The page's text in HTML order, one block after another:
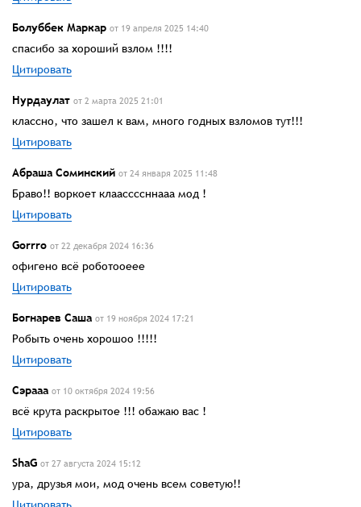
Болуббек Маркар от 19 апреля 2025 14:40
спасибо за хороший взлом !!!!
Цитировать
Нурдаулат от 2 марта 2025 21:01
классно, что зашел к вам, много годных взломов тут!!!
Цитировать
Абраша Соминский от 24 января 2025 11:48
Браво!! воркоет клаассссннааа мод !
Цитировать
Gorrro от 22 декабря 2024 16:36
офигено всё роботооеее
Цитировать
Богнарев Саша от 19 ноября 2024 17:21
Робыть очень хорошоо !!!!!
Цитировать
Сэрааа от 10 октября 2024 19:56
всё крута раскрытое !!! обажаю вас !
Цитировать
ShaG от 27 августа 2024 15:12
ура, друзья мои, мод очень всем советую!!